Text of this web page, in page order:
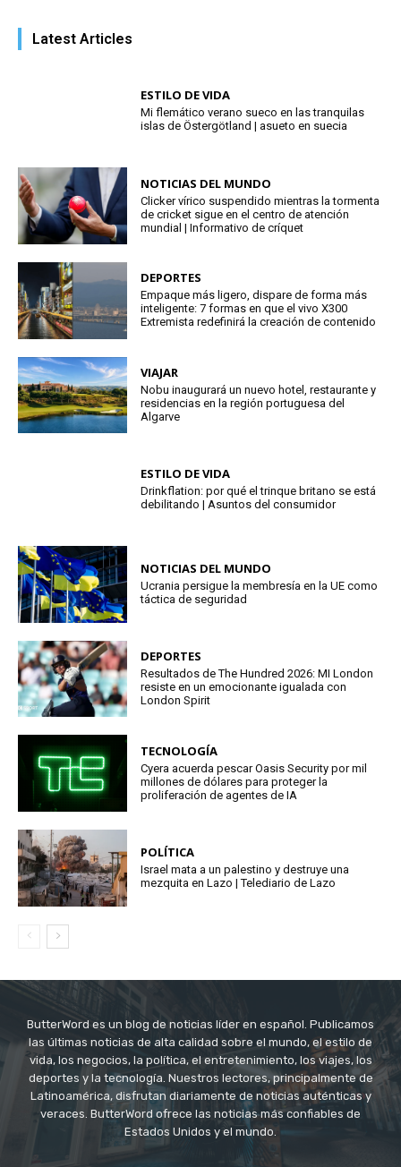
Latest Articles
ESTILO DE VIDA
Mi flemático verano sueco en las tranquilas
islas de Östergötland | asueto en suecia
NOTICIAS DEL MUNDO
Clicker vírico suspendido mientras la tormenta
de cricket sigue en el centro de atención
mundial | Informativo de críquet
DEPORTES
Empaque más ligero, dispare de forma más
inteligente: 7 formas en que el vivo X300
Extremista redefinirá la creación de contenido
VIAJAR
Nobu inaugurará un nuevo hotel, restaurante y
residencias en la región portuguesa del
Algarve
ESTILO DE VIDA
Drinkflation: por qué el trinque britano se está
debilitando | Asuntos del consumidor
NOTICIAS DEL MUNDO
Ucrania persigue la membresía en la UE como
táctica de seguridad
DEPORTES
Resultados de The Hundred 2026: MI London
resiste en un emocionante igualada con
London Spirit
TECNOLOGÍA
Cyera acuerda pescar Oasis Security por mil
millones de dólares para proteger la
proliferación de agentes de IA
POLÍTICA
Israel mata a un palestino y destruye una
mezquita en Lazo | Telediario de Lazo
ButterWord es un blog de noticias líder en español. Publicamos
las últimas noticias de alta calidad sobre el mundo, el estilo de
vida, los negocios, la política, el entretenimiento, los viajes, los
deportes y la tecnología. Nuestros lectores, principalmente de
Latinoamérica, disfrutan diariamente de noticias auténticas y
veraces. ButterWord ofrece las noticias más confiables de
Estados Unidos y el mundo.